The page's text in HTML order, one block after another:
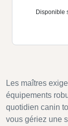
Disponible
Les maîtres
équipements
quotidien canin
vous gériez une